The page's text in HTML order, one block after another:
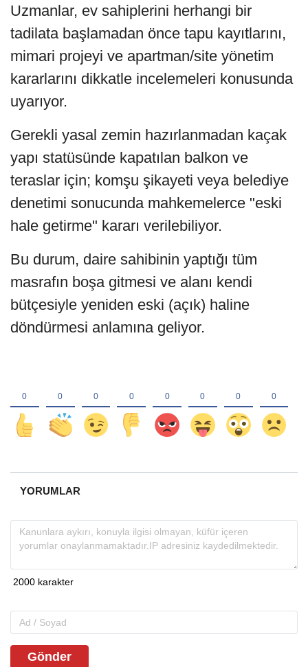
Uzmanlar, ev sahiplerini herhangi bir
tadilata başlamadan önce tapu kayıtlarını,
mimari projeyi ve apartman/site yönetim
kararlarını dikkatle incelemeleri konusunda
uyarıyor.
Gerekli yasal zemin hazırlanmadan kaçak
yapı statüsünde kapatılan balkon ve
teraslar için; komşu şikayeti veya belediye
denetimi sonucunda mahkemelerce "eski
hale getirme" kararı verilebiliyor.
Bu durum, daire sahibinin yaptığı tüm
masrafın boşa gitmesi ve alanı kendi
bütçesiyle yeniden eski (açık) haline
döndürmesi anlamına geliyor.
YORUMLAR
Gönder